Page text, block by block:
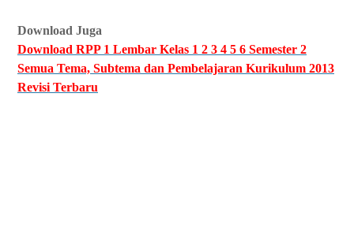
Download Juga
Download RPP 1 Lembar Kelas 1 2 3 4 5 6 Semester 2
Semua Tema, Subtema dan Pembelajaran Kurikulum 2013
Revisi Terbaru